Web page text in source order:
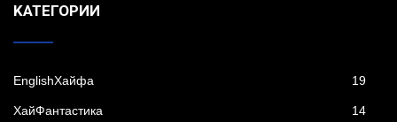
KАТЕГОРИИ
EnglishХайфа 19
XайФантастика 14